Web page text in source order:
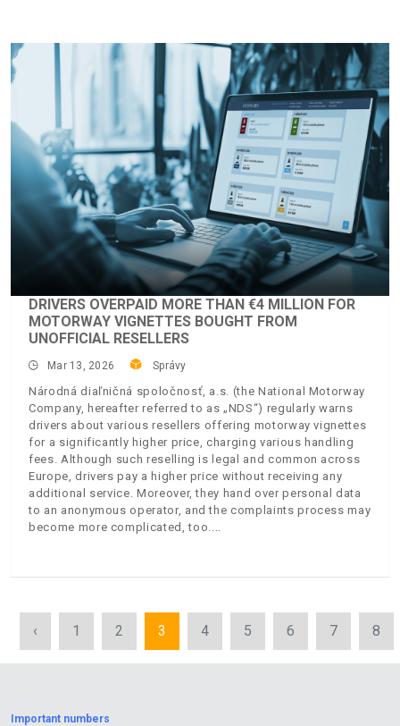
DRIVERS OVERPAID MORE THAN €4 MILLION FOR
MOTORWAY VIGNETTES BOUGHT FROM
UNOFFICIAL RESELLERS
Mar 13, 2026 Správy
Národná diaľničná spoločnosť, a.s. (the National Motorway
Company, hereafter referred to as „NDS“) regularly warns
drivers about various resellers offering motorway vignettes
for a significantly higher price, charging various handling
fees. Although such reselling is legal and common across
Europe, drivers pay a higher price without receiving any
additional service. Moreover, they hand over personal data
to an anonymous operator, and the complaints process may
become more complicated, too.
‹ 1 2 3 4 5 6 7 8
Important numbers